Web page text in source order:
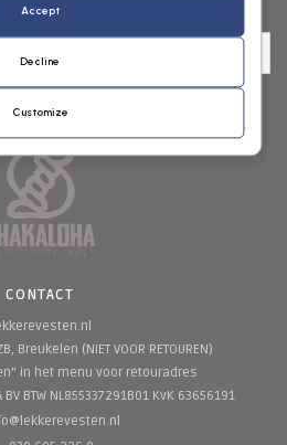
CONTACT
Breukelen (NIET VOOR RETOUREN)
in het menu voor retouradres
BV BTW NL855337291B01 KvK 63656191
Accept
Decline
Customize